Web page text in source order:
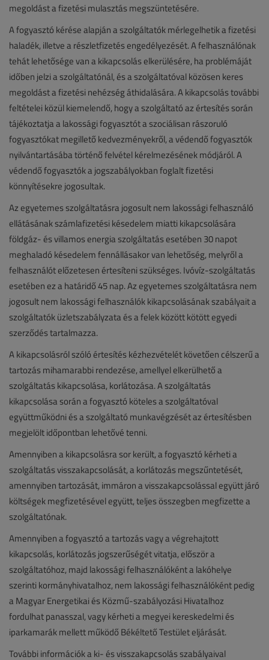
megoldást a fizetési mulasztás megszüntetésére.
A fogyasztó kérése alapján a szolgáltatók mérlegelhetik a fizetési
haladék, illetve a részletfizetés engedélyezését. A felhasználónak
tehát lehetősége van a kikapcsolás elkerülésére, ha problémáját
időben jelzi a szolgáltatónál, és a szolgáltatóval közösen keres
megoldást a fizetési nehézség áthidalására. A kikapcsolás további
feltételei közül kiemelendő, hogy a szolgáltató az értesítés során
tájékoztatja a lakossági fogyasztót a szociálisan rászoruló
fogyasztókat megillető kedvezményekről, a védendő fogyasztók
nyilvántartásába történő felvétel kérelmezésének módjáról. A
védendő fogyasztók a jogszabályokban foglalt fizetési
könnyítésekre jogosultak.
Az egyetemes szolgáltatásra jogosult nem lakossági felhasználó
ellátásának számlafizetési késedelem miatti kikapcsolására
földgáz- és villamos energia szolgáltatás esetében 30 napot
meghaladó késedelem fennállásakor van lehetőség, melyről a
felhasználót előzetesen értesíteni szükséges. Ivóvíz-szolgáltatás
esetében ez a határidő 45 nap. Az egyetemes szolgáltatásra nem
jogosult nem lakossági felhasználók kikapcsolásának szabályait a
szolgáltatók üzletszabályzata és a felek között kötött egyedi
szerződés tartalmazza.
A kikapcsolásról szóló értesítés kézhezvételét követően célszerű a
tartozás mihamarabbi rendezése, amellyel elkerülhető a
szolgáltatás kikapcsolása, korlátozása. A szolgáltatás
kikapcsolása során a fogyasztó köteles a szolgáltatóval
együttműködni és a szolgáltató munkavégzését az értesítésben
megjelölt időpontban lehetővé tenni.
Amennyiben a kikapcsolásra sor került, a fogyasztó kérheti a
szolgáltatás visszakapcsolását, a korlátozás megszűntetését,
amennyiben tartozását, immáron a visszakapcsolással együtt járó
költségek megfizetésével együtt, teljes összegben megfizette a
szolgáltatónak.
Amennyiben a fogyasztó a tartozás vagy a végrehajtott
kikapcsolás, korlátozás jogszerűségét vitatja, először a
szolgáltatóhoz, majd lakossági felhasználóként a lakóhelye
szerinti kormányhivatalhoz, nem lakossági felhasználóként pedig
a Magyar Energetikai és Közmű-szabályozási Hivatalhoz
fordulhat panasszal, vagy kérheti a megyei kereskedelmi és
iparkamarák mellett működő Békéltető Testület eljárását.
További információk a ki- és visszakapcsolás szabályaival